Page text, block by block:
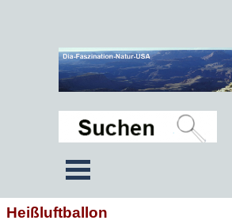
Heißluftballon